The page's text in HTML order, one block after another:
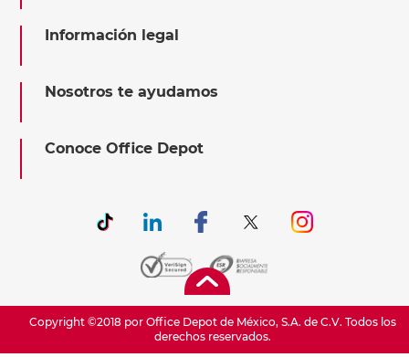
Información legal
Nosotros te ayudamos
Conoce Office Depot
Copyright ©2018 por Office Depot de México, S.A. de C.V. Todos los
derechos reservados.